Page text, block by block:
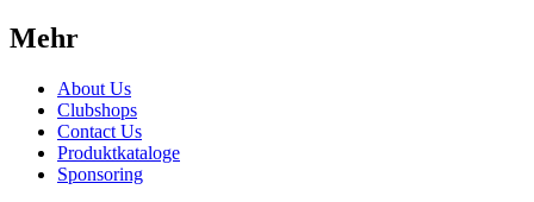
Mehr
About Us
Clubshops
Contact Us
Produktkataloge
Sponsoring